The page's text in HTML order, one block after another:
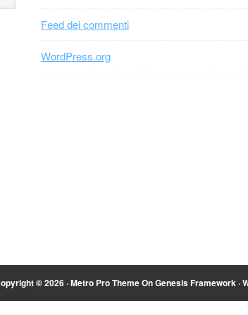
Feed dei commenti
WordPress.org
© 2026 ·Metro Pro ThemeOnGenesis Framework·